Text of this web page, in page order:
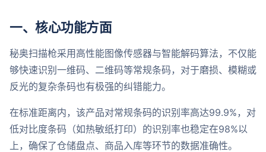
一、核心功能方面
秘奥扫描枪采用高性能图像传感器与智能解码算法，不仅能
够快速识别一维码、二维码等常规条码，对于磨损、模糊或
反光的复杂条码也有极强的纠错能力。
在标准距离内，该产品对常规条码的识别率高达99.9%，对
低对比度条码（如热敏纸打印）的识别率也稳定在98%以
上，确保了仓储盘点、商品入库等环节的数据准确性。